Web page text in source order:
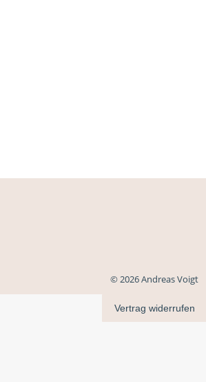
© 2026 Andreas Voigt
Vertrag widerrufen